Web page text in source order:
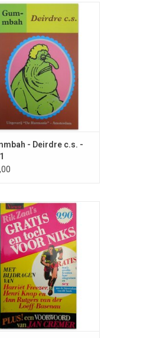
trui) door Chantal Rens.
AAN WINKELWAGEN
- Deirdre c.s. -
gids voor oplichters. Met
door JAN CREMER.
AAN WINKELWAGEN